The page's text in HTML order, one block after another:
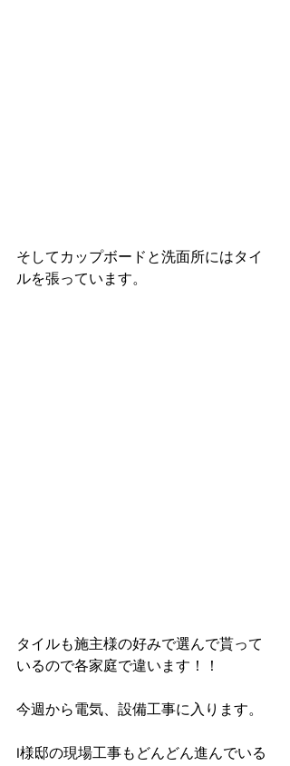
そしてカップボードと洗面所にはタイ
ルを張っています。
タイルも施主様の好みで選んで貰って
いるので各家庭で違います！！
今週から電気、設備工事に入ります。
I様邸の現場工事もどんどん進んでいる